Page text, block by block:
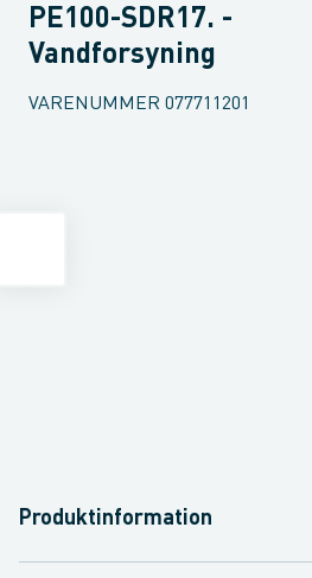
PE100-SDR17. -
Vandforsyning
VARENUMMER 077711201
Produktinformation